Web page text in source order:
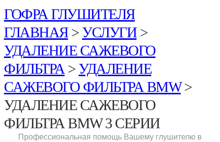
ГОФРА ГЛУШИТЕЛЯ
ГЛАВНАЯ> УСЛУГИ>
УДАЛЕНИЕ САЖЕВОГО
ФИЛЬТРА > УДАЛЕНИЕ
САЖЕВОГО ФИЛЬТРА BMW>
УДАЛЕНИЕ САЖЕВОГО
ФИЛЬТРА BMW 3 СЕРИИ
Профессиональная помощь Вашему глушителю в